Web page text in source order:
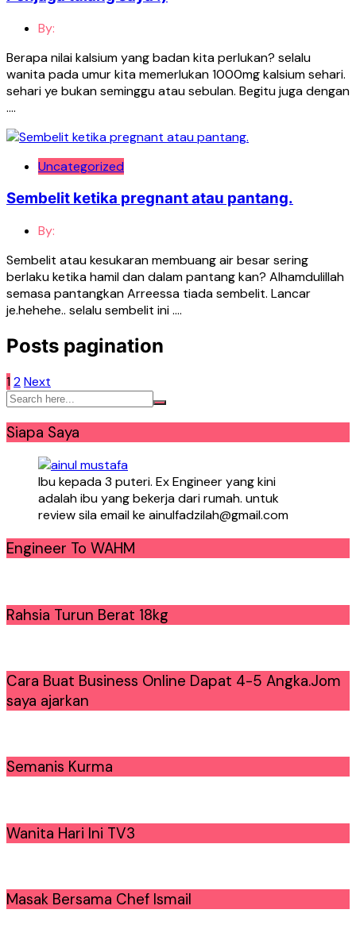
By:
Berapa nilai kalsium yang badan kita perlukan? selalu
wanita pada umur kita memerlukan 1000mg kalsium sehari.
sehari ye bukan seminggu atau sebulan. Begitu juga dengan
….
Uncategorized
Sembelit ketika pregnant atau pantang.
By:
Sembelit atau kesukaran membuang air besar sering
berlaku ketika hamil dan dalam pantang kan? Alhamdulillah
semasa pantangkan Arreessa tiada sembelit. Lancar
je.hehehe.. selalu sembelit ini ….
Posts pagination
12Next
Siapa Saya
Ibu kepada 3 puteri. Ex Engineer yang kini
adalah ibu yang bekerja dari rumah. untuk
review sila email ke ainulfadzilah@gmail.com
Engineer To WAHM
Rahsia Turun Berat 18kg
Cara Buat Business Online Dapat 4-5 Angka.Jom
saya ajarkan
Semanis Kurma
Wanita Hari Ini TV3
Masak Bersama Chef Ismail